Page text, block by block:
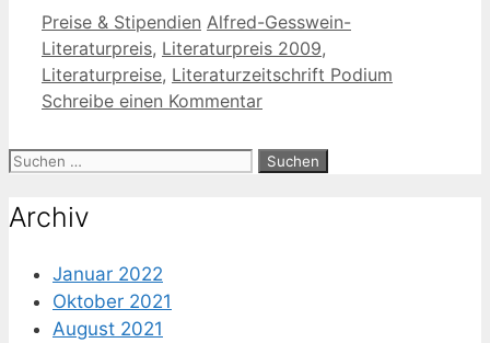
Kategorien
Preise & Stipendien Schlagwörter
Alfred-Gesswein-
Literaturpreis, Literaturpreis 2009,
Literaturpreise, Literaturzeitschrift Podium
Schreibe einen Kommentar
Suche
Archiv
Januar 2022
Oktober 2021
August 2021